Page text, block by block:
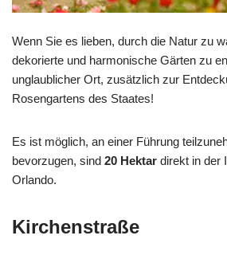
Wenn Sie es lieben, durch die Natur zu
dekorierte und harmonische Gärten zu
unglaublicher Ort, zusätzlich zur
Rosengartens des Staates!
Es ist möglich, an einer Führung
bevorzugen, sind 20 Hektar direkt in der
Orlando.
Kirchenstraße